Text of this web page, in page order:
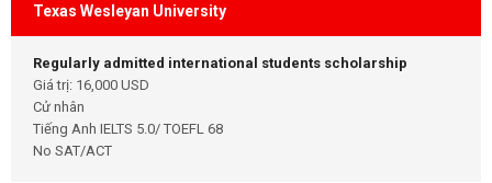
Texas Wesleyan University
Regularly admitted international students scholarship
Giá trị: 16,000 USD
Cử nhân
Tiếng Anh IELTS 5.0/ TOEFL 68
No SAT/ACT